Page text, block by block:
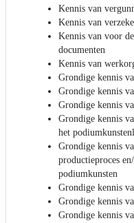
Kennis van
Kennis van
Kennis van voor
documenten
Kennis van
Grondige kennis
Grondige kennis
Grondige kennis
Grondige kennis
het
Grondige kennis
productieproces
podiumkunsten
Grondige kennis
Grondige kennis
Grondige kennis